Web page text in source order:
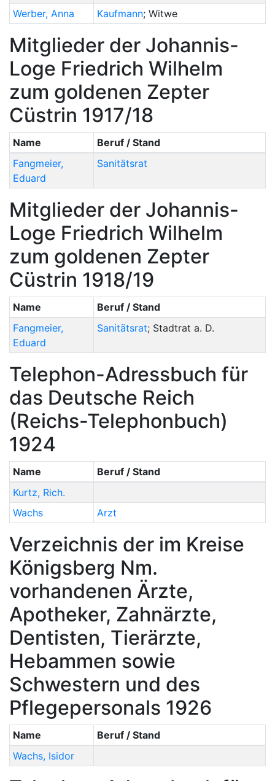
Werber, Anna Kaufmann; Witwe
Mitglieder der Johannis-
Loge Friedrich Wilhelm
zum goldenen Zepter
Cüstrin 1917/18
Name
Beruf / Stand
Fangmeier,
Eduard
Sanitätsrat
Mitglieder der Johannis-
Loge Friedrich Wilhelm
zum goldenen Zepter
Cüstrin 1918/19
Name
Beruf / Stand
Fangmeier,
Eduard
Sanitätsrat; Stadtrat a. D.
Telephon-Adressbuch für
das Deutsche Reich
(Reichs-Telephonbuch)
1924
Name
Beruf / Stand
Kurtz, Rich.
Wachs
Arzt
Verzeichnis der im Kreise
Königsberg Nm.
vorhandenen Ärzte,
Apotheker, Zahnärzte,
Dentisten, Tierärzte,
Hebammen sowie
Schwestern und des
Pflegepersonals 1926
Name
Beruf / Stand
Wachs, Isidor